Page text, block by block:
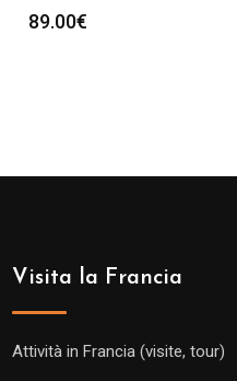
89.00€
Visita la Francia
Attività in Francia (visite, tour)